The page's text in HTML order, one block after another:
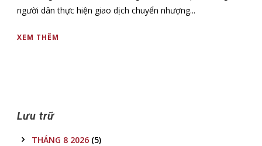
người dân thực hiện giao dịch chuyển nhượng...
XEM THÊM
Lưu trữ
THÁNG 8 2026 (5)